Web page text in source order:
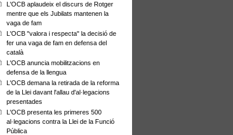
L'OCB aplaudeix el discurs de Rotger
mentre que els Jubilats mantenen la
vaga de fam
L'OCB "valora i respecta" la decisió de
fer una vaga de fam en defensa del
català
L'OCB anuncia mobilitzacions en
defensa de la llengua
L'OCB demana la retirada de la reforma
de la Llei davant l'allau d'al·legacions
presentades
L'OCB presenta les primeres 500
al·legacions contra la Llei de la Funció
Pública